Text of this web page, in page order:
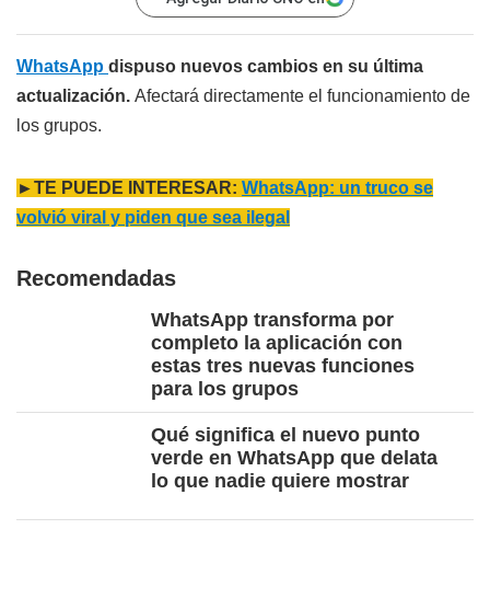
WhatsApp dispuso nuevos cambios en su última
actualización. Afectará directamente el funcionamiento de
los grupos.
►TE PUEDE INTERESAR: WhatsApp: un truco se
volvió viral y piden que sea ilegal
Recomendadas
WhatsApp transforma por
completo la aplicación con
estas tres nuevas funciones
para los grupos
Qué significa el nuevo punto
verde en WhatsApp que delata
lo que nadie quiere mostrar